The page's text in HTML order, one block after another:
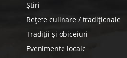
Știri
Rețete culinare / tradiționale
Tradiții și obiceiuri
Evenimente locale